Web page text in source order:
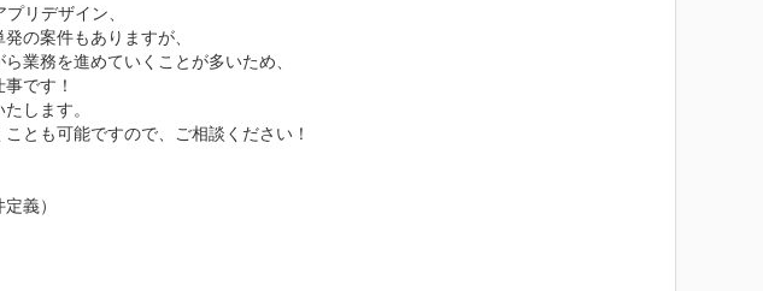
リデザイン、
の案件もありますが、
業務を進めていくことが多いため、
です！
します。
とも可能ですので、ご相談ください！
義）